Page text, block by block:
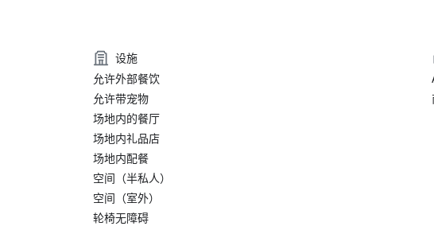
设施
允许外部餐饮
允许带宠物
场地内的餐厅
场地内礼品店
场地内配餐
空间（半私人）
空间（室外）
轮椅无障碍